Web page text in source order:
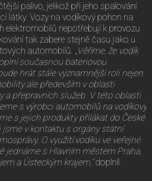
palivo, jelikož při jeho spalování
látky. Vozy na vodíkový pohon na
elektromobilů nepotřebují k provozu
tak zabere stejně času jako u
automobilů. „Věříme, že vodík
současnou bateriovou
hrát stále významnější roli nejen
ale především v oblasti
a přepravních služeb. V této oblasti
s výrobci automobilů na vodíkový
s jejich produkty přilákat do České
jsme v kontaktu s orgány státní
O využití vodíku ve veřejné
jednáme s Hlavním městem Praha,
a Ústeckým krajem,“doplnil